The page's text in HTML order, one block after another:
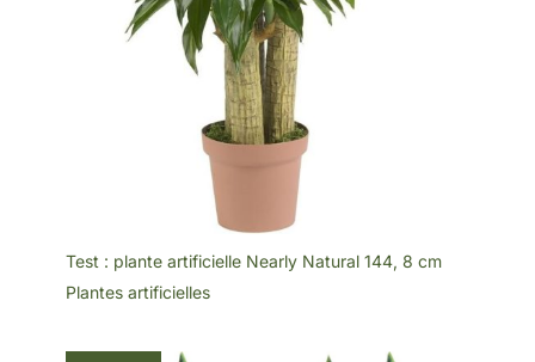
Test : plante artificielle Nearly Natural 144, 8 cm
Plantes artificielles